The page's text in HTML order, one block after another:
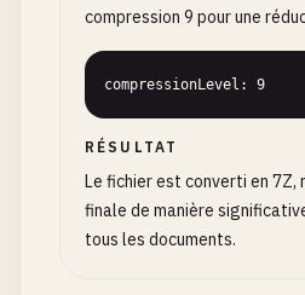
compression 9 pour une
compressionLevel: 9
RÉSULTAT
Le fichier est converti en
finale de manière
tous les documents.